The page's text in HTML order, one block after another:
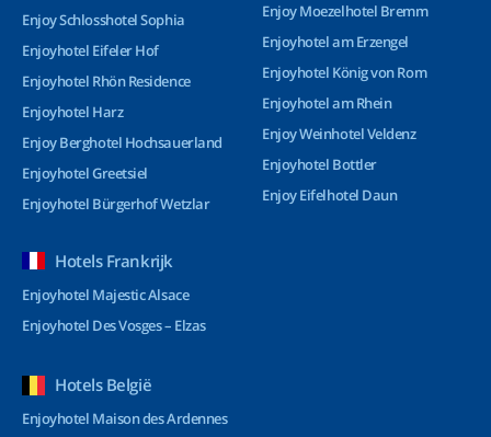
Enjoy Schlosshotel Sophia
Enjoyhotel Eifeler Hof
Enjoyhotel Rhön Residence
Enjoyhotel Harz
Enjoy Berghotel Hochsauerland
Enjoyhotel Greetsiel
Enjoyhotel Bürgerhof Wetzlar
Enjoy Moezelhotel Bremm
Enjoyhotel am Erzengel
Enjoyhotel König von Rom
Enjoyhotel am Rhein
Enjoy Weinhotel Veldenz
Enjoyhotel Bottler
Enjoy Eifelhotel Daun
Hotels Frankrijk
Enjoyhotel Majestic Alsace
Enjoyhotel Des Vosges – Elzas
Hotels België
Enjoyhotel Maison des Ardennes